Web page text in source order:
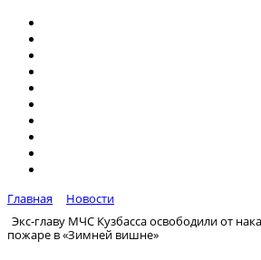
Главная
Новости
Экс-главу МЧС Кузбасса освободили от
пожаре в «Зимней вишне»